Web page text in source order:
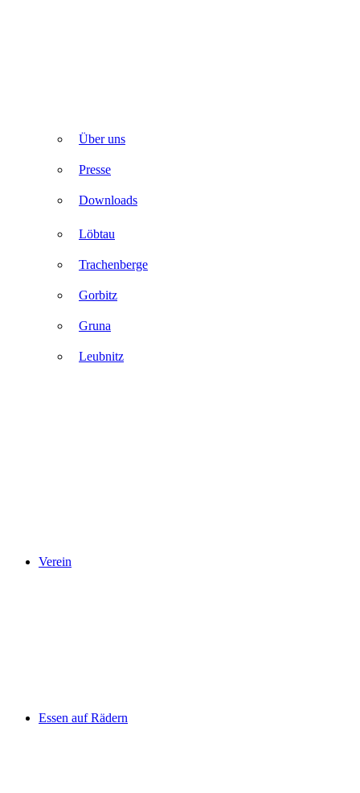
Löbtau
Trachenberge
Gorbitz
Gruna
Leubnitz
Essen auf Rädern
Über uns
Presse
Downloads
Verein